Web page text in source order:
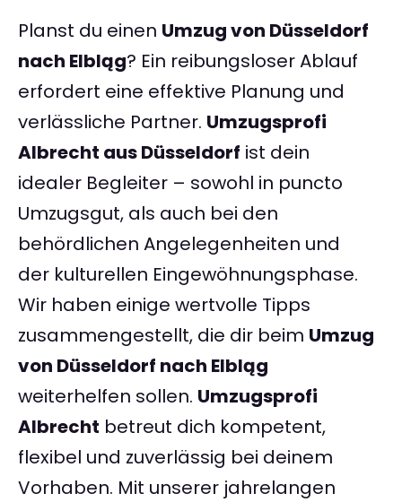
Planst du einen Umzug von Düsseldorf
nach Elbląg? Ein reibungsloser Ablauf
erfordert eine effektive Planung und
verlässliche Partner. Umzugsprofi
Albrecht aus Düsseldorf ist dein
idealer Begleiter – sowohl in puncto
Umzugsgut, als auch bei den
behördlichen Angelegenheiten und
der kulturellen Eingewöhnungsphase.
Wir haben einige wertvolle Tipps
zusammengestellt, die dir beim Umzug
von Düsseldorf nach Elbląg
weiterhelfen sollen. Umzugsprofi
Albrecht betreut dich kompetent,
flexibel und zuverlässig bei deinem
Vorhaben. Mit unserer jahrelangen